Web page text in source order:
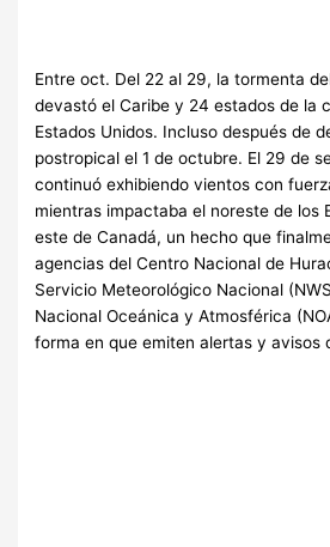
Entre oct. Del 22 al 29, la tormenta
devastó el Caribe y 24 estados de la
Estados Unidos. Incluso después de
postropical el 1 de octubre. El 29 de
continuó exhibiendo vientos con
mientras impactaba el noreste de los
este de Canadá, un hecho que
agencias del Centro Nacional de
Servicio Meteorológico Nacional
Nacional Oceánica y Atmosférica
forma en que emiten alertas y avisos